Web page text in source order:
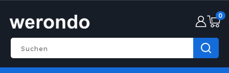
DIREKT
INHALT
Suchen
0